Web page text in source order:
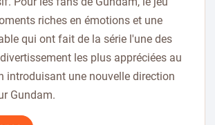
riches en émotions et une
qui ont fait de la série l'une des
les plus appréciées au
introduisant une nouvelle direction
Gundam.